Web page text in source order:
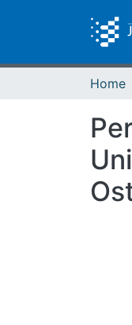
Home